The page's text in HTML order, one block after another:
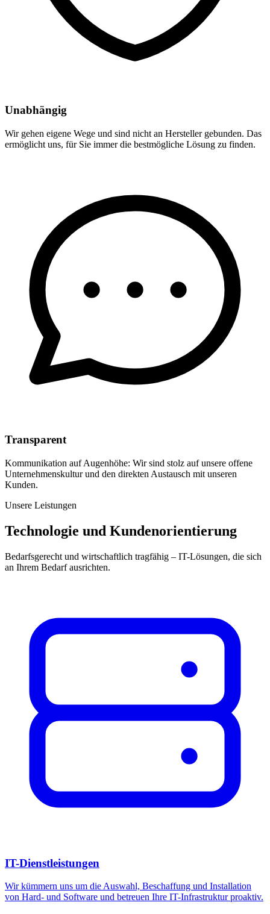
Unabhängig
Wir gehen eigene Wege und sind nicht an Hersteller gebunden. Das
ermöglicht uns, für Sie immer die bestmögliche Lösung zu finden.
Transparent
Kommunikation auf Augenhöhe: Wir sind stolz auf unsere offene
Unternehmenskultur und den direkten Austausch mit unseren
Kunden.
Unsere Leistungen
Technologie und Kundenorientierung
Bedarfsgerecht und wirtschaftlich tragfähig – IT-Lösungen, die sich
an Ihrem Bedarf ausrichten.
IT-Dienstleistungen
Wir kümmern uns um die Auswahl, Beschaffung und Installation
von Hard- und Software und betreuen Ihre IT-Infrastruktur proaktiv.